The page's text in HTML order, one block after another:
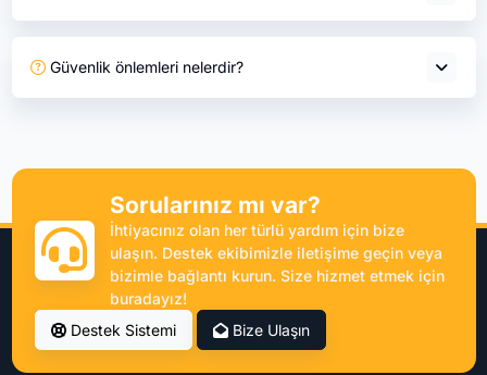
Güvenlik önlemleri nelerdir?
Sorularınız mı var?
İhtiyacınız olan her türlü yardım için bize
ulaşın. Destek ekibimizle iletişime geçin veya
bizimle bağlantı kurun. Size hizmet etmek için
buradayız!
Destek Sistemi
Bize Ulaşın